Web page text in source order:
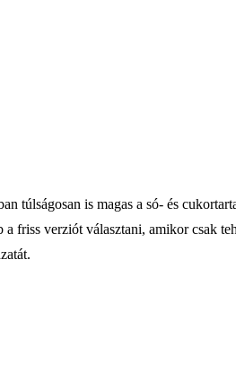
túlságosan is magas a só- és
friss verziót választani, amikor csak